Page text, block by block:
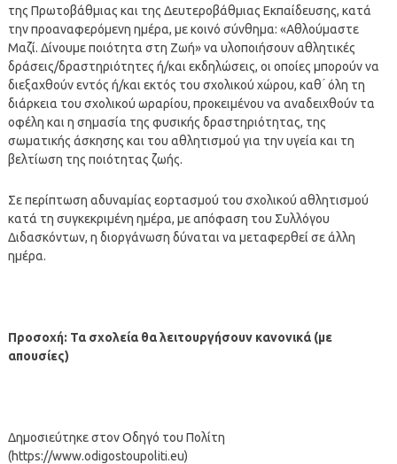
της Πρωτοβάθμιας και της Δευτεροβάθμιας Εκπαίδευσης, κατά
την προαναφερόμενη ημέρα, με κοινό σύνθημα: «Αθλούμαστε
Μαζί. Δίνουμε ποιότητα στη Ζωή» να υλοποιήσουν αθλητικές
δράσεις/δραστηριότητες ή/και εκδηλώσεις, οι οποίες μπορούν να
διεξαχθούν εντός ή/και εκτός του σχολικού χώρου, καθ ́ όλη τη
διάρκεια του σχολικού ωραρίου, προκειμένου να αναδειχθούν τα
οφέλη και η σημασία της φυσικής δραστηριότητας, της
σωματικής άσκησης και του αθλητισμού για την υγεία και τη
βελτίωση της ποιότητας ζωής.
Σε περίπτωση αδυναμίας εορτασμού του σχολικού αθλητισμού
κατά τη συγκεκριμένη ημέρα, με απόφαση του Συλλόγου
Διδασκόντων, η διοργάνωση δύναται να μεταφερθεί σε άλλη
ημέρα.
Προσοχή: Τα σχολεία θα λειτουργήσουν κανονικά (με
απουσίες)
Δημοσιεύτηκε στον Οδηγό του Πολίτη
(https://www.odigostoupoliti.eu)